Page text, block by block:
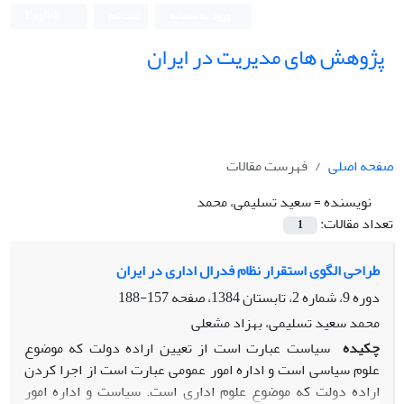
پژوهش های مدیریت در ایران
صفحه اصلی
فهرست مقالات
نویسنده =سعید تسلیمی، محمد
تعداد مقالات:
1
طراحی الگوی استقرار نظام فدرال اداری در ایران
دوره 9، شماره 2، تابستان 1384، صفحه
157-188
محمد سعید تسلیمی، بهزاد مشعلی
چکیده سیاست عبارت است از تعیین اراده دولت که موضوع
علوم سیاسی است و اداره امور عمومی عبارت است از اجرا کردن
اراده دولت که موضوع علوم اداری است. سیاست و اداره امور